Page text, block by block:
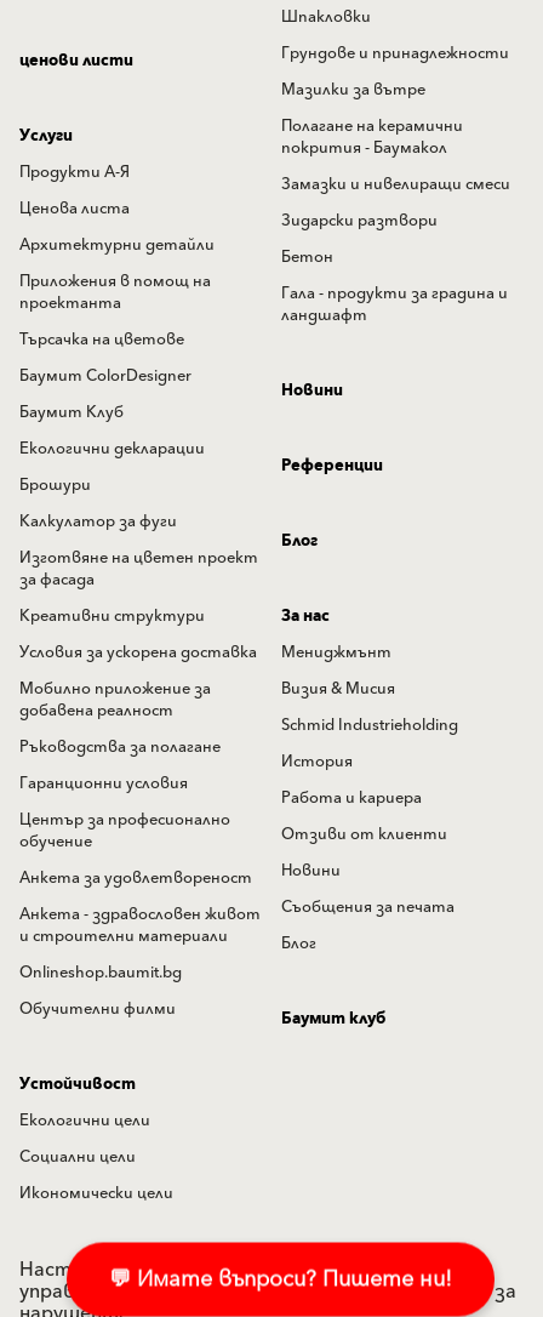
💬 Имате въпроси? Пишете ни!
Шпакловки
Грундове и принадлежности
Мазилки за вътре
Полагане на керамични
покрития - Баумакол
Замазки и нивелиращи смеси
Зидарски разтвори
Бетон
Гала - продукти за градина и
ландшафт
ценови листи
Услуги
Продукти А-Я
Ценова листа
Архитектурни детайли
Приложения в помощ на
проектанта
Търсачка на цветове
Баумит ColorDesigner
Баумит Клуб
Екологични декларации
Брошури
Калкулатор за фуги
Изготвяне на цветен проект
за фасада
Креативни структури
Условия за ускорена доставка
Мобилно приложение за
добавена реалност
Ръководства за полагане
Гаранционни условия
Център за професионално
обучение
Анкета за удовлетвореност
Анкета - здравословен живот
и строителни материали
Onlineshop.baumit.bg
Обучителни филми
Новини
Референции
Блог
За нас
Мениджмънт
Визия & Мисия
Schmid Industrieholding
История
Работа и кариера
Отзиви от клиенти
Новини
Съобщения за печата
Блог
Баумит клуб
Устойчивост
Екологични цели
Социални цели
Икономически цели
Настройки на "бисквитките" Политика по
управление на лични данни Подаване на сигнал за